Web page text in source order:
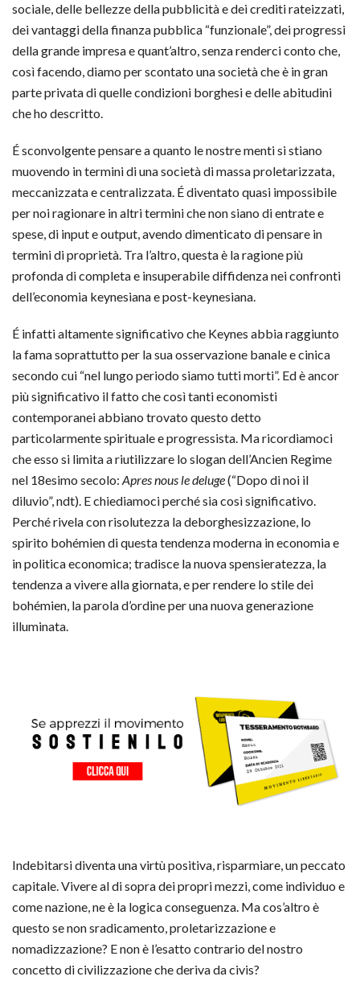
sociale, delle bellezze della pubblicità e dei crediti rateizzati,
dei vantaggi della finanza pubblica “funzionale”, dei progressi
della grande impresa e quant’altro, senza renderci conto che,
così facendo, diamo per scontato una società che è in gran
parte privata di quelle condizioni borghesi e delle abitudini
che ho descritto.
É sconvolgente pensare a quanto le nostre menti si stiano
muovendo in termini di una società di massa proletarizzata,
meccanizzata e centralizzata. É diventato quasi impossibile
per noi ragionare in altri termini che non siano di entrate e
spese, di input e output, avendo dimenticato di pensare in
termini di proprietà. Tra l’altro, questa è la ragione più
profonda di completa e insuperabile diffidenza nei confronti
dell’economia keynesiana e post-keynesiana.
É infatti altamente significativo che Keynes abbia raggiunto
la fama soprattutto per la sua osservazione banale e cinica
secondo cui “nel lungo periodo siamo tutti morti”. Ed è ancor
più significativo il fatto che così tanti economisti
contemporanei abbiano trovato questo detto
particolarmente spirituale e progressista. Ma ricordiamoci
che esso si limita a riutilizzare lo slogan dell’Ancien Regime
nel 18esimo secolo: Apres nous le deluge(“Dopo di noi il
diluvio”, ndt). E chiediamoci perché sia così significativo.
Perché rivela con risolutezza la deborghesizzazione, lo
spirito bohémien di questa tendenza moderna in economia e
in politica economica; tradisce la nuova spensieratezza, la
tendenza a vivere alla giornata, e per rendere lo stile dei
bohémien, la parola d’ordine per una nuova generazione
illuminata.
Indebitarsi diventa una virtù positiva, risparmiare, un peccato
capitale. Vivere al di sopra dei propri mezzi, come individuo e
come nazione, ne è la logica conseguenza. Ma cos’altro è
questo se non sradicamento, proletarizzazione e
nomadizzazione? E non è l’esatto contrario del nostro
concetto di civilizzazione che deriva da civis?